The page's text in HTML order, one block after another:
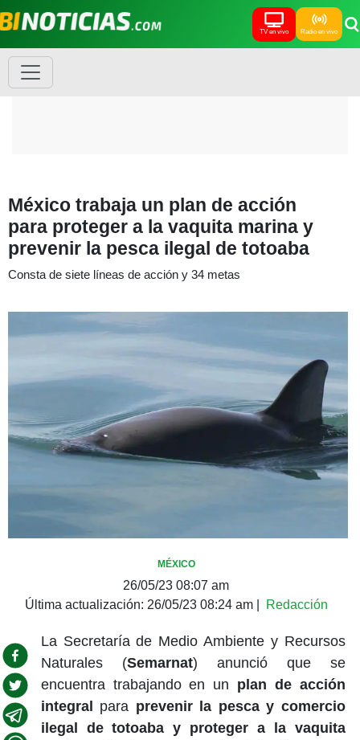
TV en vivo Radio en vivo
México trabaja un plan de acción
para proteger a la vaquita marina y
prevenir la pesca ilegal de totoaba
Consta de siete líneas de acción y 34 metas
MÉXICO
26/05/23 08:07 am
Última actualización: 26/05/23 08:24 am| Redacción
La Secretaría de Medio Ambiente y Recursos
Naturales (Semarnat) anunció que se
encuentra trabajando en un plan de acción
integral para prevenir la pesca y comercio
ilegal de totoaba y proteger a la vaquita